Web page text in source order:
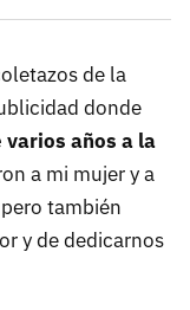
de la
donde
años a la
a mi mujer y a
también
y de dedicarnos